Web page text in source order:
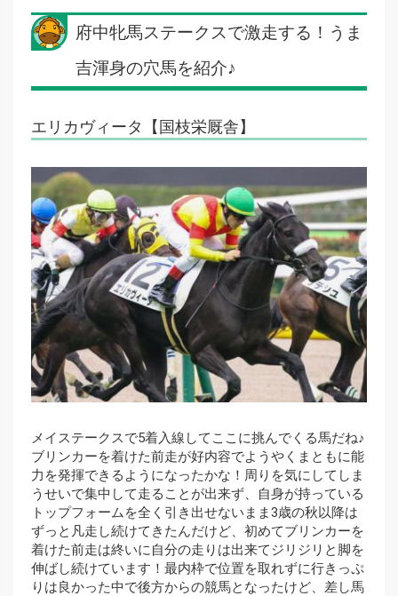
府中牝馬ステークスで激走する！うま
吉渾身の穴馬を紹介♪
エリカヴィータ【国枝栄厩舎】
メイステークスで5着入線してここに挑んでくる馬だね♪
ブリンカーを着けた前走が好内容でようやくまともに能
力を発揮できるようになったかな！周りを気にしてしま
うせいで集中して走ることが出来ず、自身が持っている
トップフォームを全く引き出せないまま3歳の秋以降は
ずっと凡走し続けてきたんだけど、初めてブリンカーを
着けた前走は終いに自分の走りは出来てジリジリと脚を
伸ばし続けています！最内枠で位置を取れずに行きっぷ
りは良かった中で後方からの競馬となったけど、差し馬